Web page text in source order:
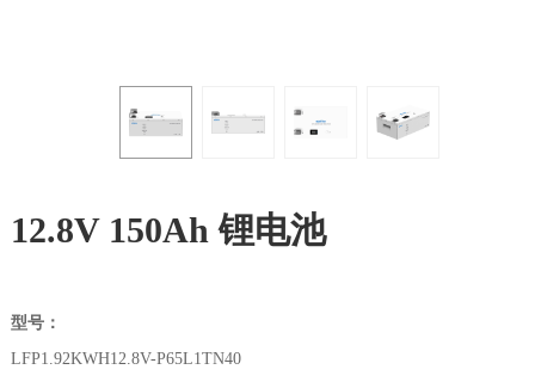
12.8V 150Ah 锂电池
型号：
LFP1.92KWH12.8V-P65L1TN40